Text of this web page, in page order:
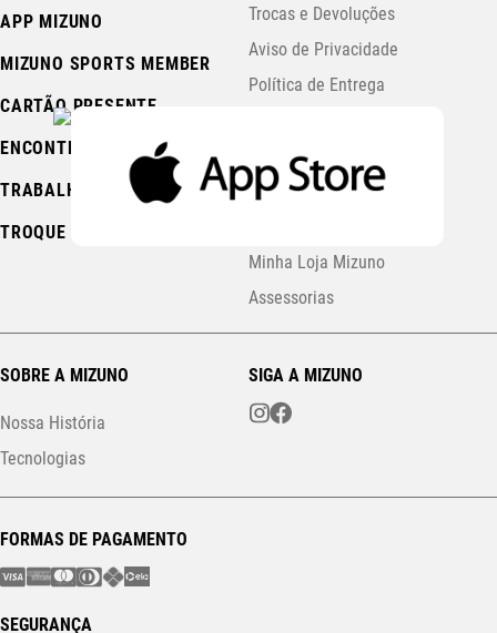
APP MIZUNO
MIZUNO SPORTS MEMBER
CARTÃO PRESENTE
ENCONTRE UMA LOJA
TRABALHE CONOSCO
TROQUE AQUI
Trocas e Devoluções
Aviso de Privacidade
Política de Entrega
Política de Promoções
Política de Cookies
Minha Loja Mizuno
Assessorias
SOBRE A MIZUNO
Nossa História
Tecnologias
SIGA A MIZUNO
FORMAS DE PAGAMENTO
SEGURANÇA